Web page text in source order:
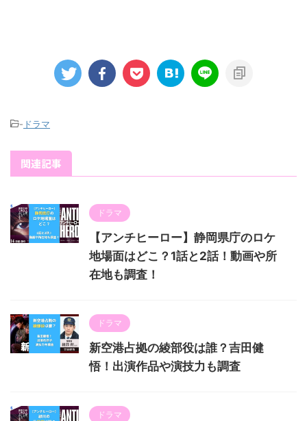
- ドラマ
関連記事
ドラマ
【アンチヒーロー】静岡県庁のロケ
地場面はどこ？1話と2話！動画や所
在地も調査！
ドラマ
新空港占拠の綾部役は誰？吉田健
悟！出演作品や演技力も調査
ドラマ